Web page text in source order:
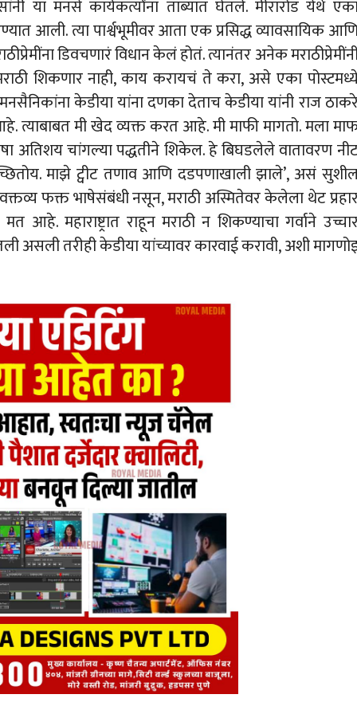
या मनसे कार्यकर्त्यांना ताब्यात घेतले. मीरारोड येथे
आली. त्या पार्श्वभूमीवर आता एक प्रसिद्ध व्यावसायिक
डिवचणारं विधान केलं होतं. त्यानंतर अनेक
शिकणार नाही, काय करायचं ते करा, असे एका
केडीया यांना दणका देताच केडीया यांनी राज
त्याबाबत मी खेद व्यक्त करत आहे. मी माफी मागतो. मला
अतिशय चांगल्या पद्धतीने शिकेल. हे बिघडलेले वातावरण
माझे ट्वीट तणाव आणि दडपणाखाली झाले’, असं
फक्त भाषेसंबंधी नसून, मराठी अस्मितेवर केलेला थेट
महाराष्ट्रात राहून मराठी न शिकण्याचा गर्वाने
असली तरीही केडीया यांच्यावर कारवाई करावी, अशी